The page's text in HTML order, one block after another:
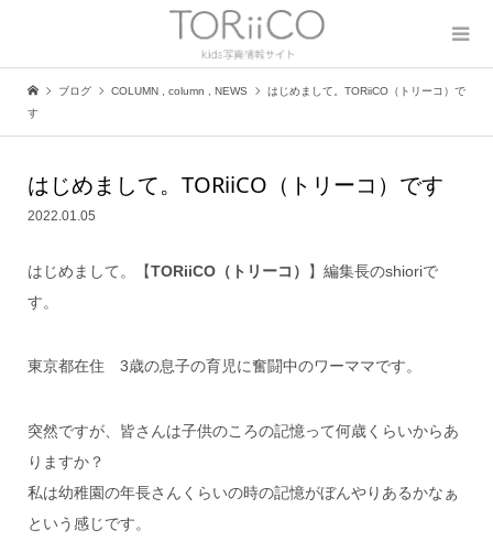
ブログ COLUMN column NEWS
はじめまして。TORiiCO（トリーコ）で
す
はじめまして。TORiiCO（トリーコ）です
2022.01.05
はじめまして。【TORiiCO（トリーコ）
】編集長のshioriで
す。
東京都在住 3歳の息子の育児に奮闘中のワーママです。
突然ですが、皆さんは子供のころの記憶って何歳くらいからあ
りますか？
私は幼稚園の年長さんくらいの時の記憶がぼんやりあるかなぁ
という感じです。